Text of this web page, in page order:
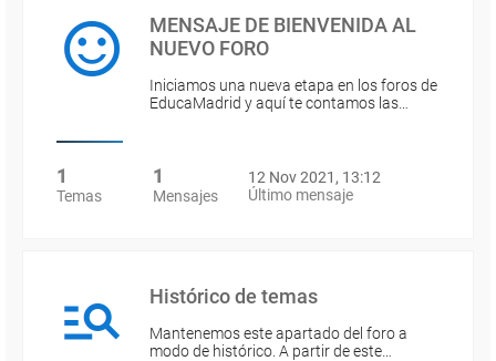
MENSAJE DE BIENVENIDA AL
NUEVO FORO
Iniciamos una nueva etapa en los foros de
EducaMadrid y aquí te contamos las…
1
Temas
1
Mensajes
12 Nov 2021, 13:12
Último mensaje
Histórico de temas
Mantenemos este apartado del foro a
modo de histórico. A partir de este…